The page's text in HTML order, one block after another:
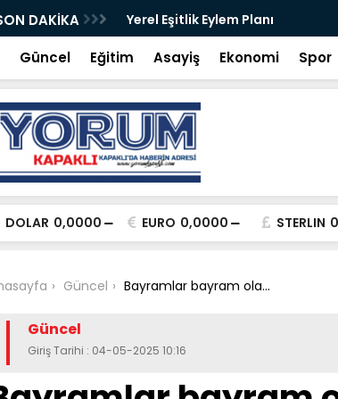
DAKİKA Yerel Eşitlik Eylem Planı
Güncel Eğitim Asayiş Ekonomi Spor
DOLAR 0,0000 EURO 0,0000 STERLIN
Güncel Bayramlar bayram ola...
Güncel
Giriş Tarihi : 04-05-2025 10:16